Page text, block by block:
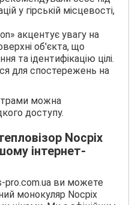
у гірській місцевості,
акцентує увагу на
об'єкта, що
та ідентифікацію цілі.
для спостережень на
можна
доступу.
Nocpix
інтернет-
pro.com.ua ви можете
монокуляр Nocpix